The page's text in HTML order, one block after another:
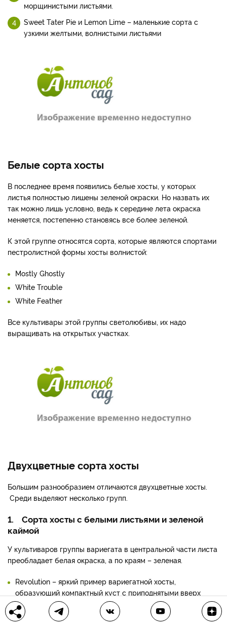
морщинистыми листьями.
Sweet Tater Pie и Lemon Lime – маленькие сорта с
узкими желтыми, волнистыми листьями
Белые сорта хосты
В последнее время появились белые хосты, у которых
листья полностью лишены зеленой окраски. Но назвать их
так можно лишь условно, ведь к середине лета окраска
меняется, постепенно становясь все более зеленой.
К этой группе относятся сорта, которые являются спортами
пестролистной формы хосты волнистой:
Mostly Ghostly
White Trouble
White Feather
Все культивары этой группы светолюбивы, их надо
выращивать на открытых участках.
Двухцветные сорта хосты
Большим разнообразием отличаются двухцветные хосты.
Среди выделяют несколько групп.
1. Сорта хосты с белыми листьями и зеленой
каймой
У культиваров группы вариегата в центральной части листа
преобладает белая окраска, а по краям – зеленая.
Revolution – яркий пример вариегатной хосты,
образующий компактный куст с приподнятыми вверх
листьями.